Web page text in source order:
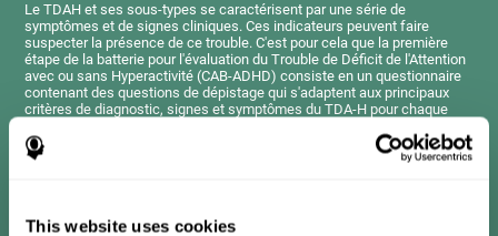
This website uses cookies
Le TDAH et ses sous-types se caractérisent par une série de
symptômes et de signes cliniques. Ces indicateurs peuvent faire
suspecter la présence de ce trouble. C'est pour cela que la première
étape de la batterie pour l'évaluation du Trouble de Déficit de l'Attention
avec ou sans Hyperactivité (CAB-ADHD) consiste en un questionnaire
contenant des questions de dépistage qui s'adaptent aux principaux
critères de diagnostic, signes et symptômes du TDA-H pour chaque
Les questions présentées ici sont semblables à celles que l'on trouve